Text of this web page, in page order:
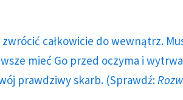
zwrócić całkowicie do wewnątrz.
mieć Go przed oczyma i
prawdziwy skarb. (Sprawdź: